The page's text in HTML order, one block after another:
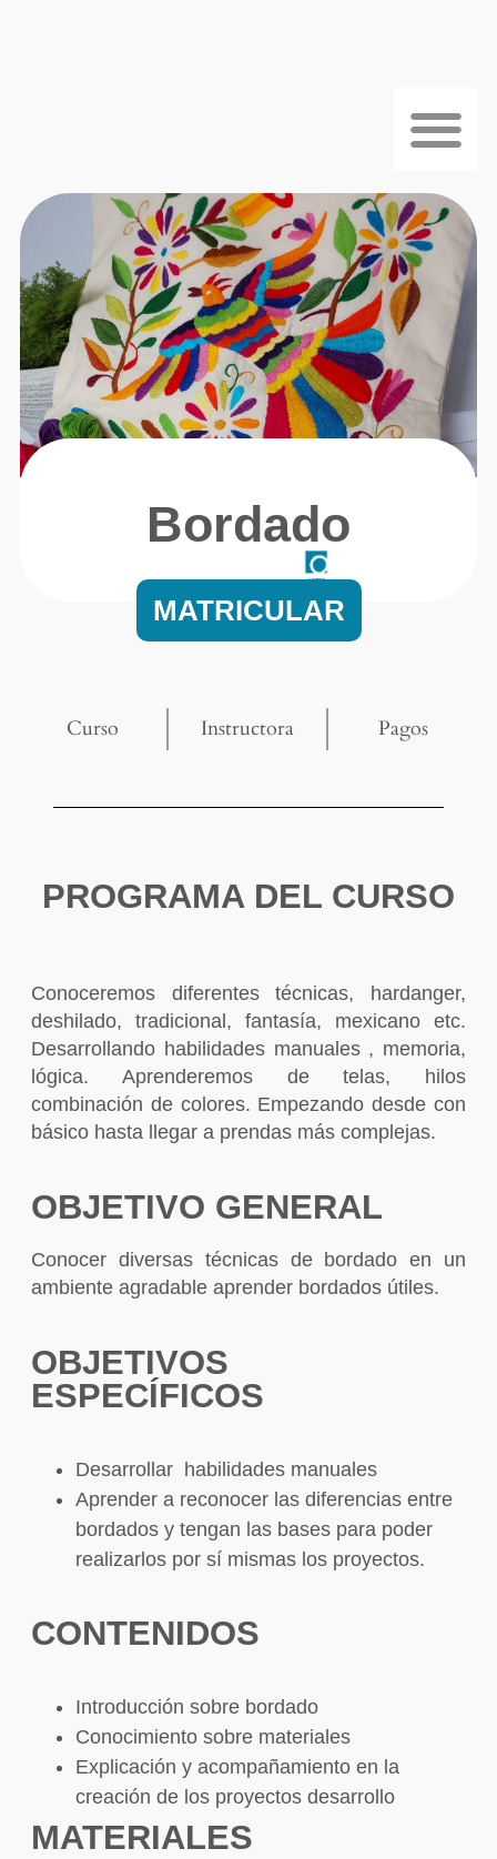
Bordado
MATRICULAR
Curso Instructora Pagos
PROGRAMA DEL CURSO
Conoceremos diferentes técnicas, hardanger,
deshilado, tradicional, fantasía, mexicano etc.
Desarrollando habilidades manuales , memoria,
lógica. Aprenderemos de telas, hilos
combinación de colores. Empezando desde con
básico hasta llegar a prendas más complejas.
OBJETIVO GENERAL
Conocer diversas técnicas de bordado en un
ambiente agradable aprender bordados útiles.
OBJETIVOS
ESPECÍFICOS
Desarrollar habilidades manuales
Aprender a reconocer las diferencias entre
bordados y tengan las bases para poder
realizarlos por sí mismas los proyectos.
CONTENIDOS
Introducción sobre bordado
Conocimiento sobre materiales
Explicación y acompañamiento en la
creación de los proyectos desarrollo
MATERIALES